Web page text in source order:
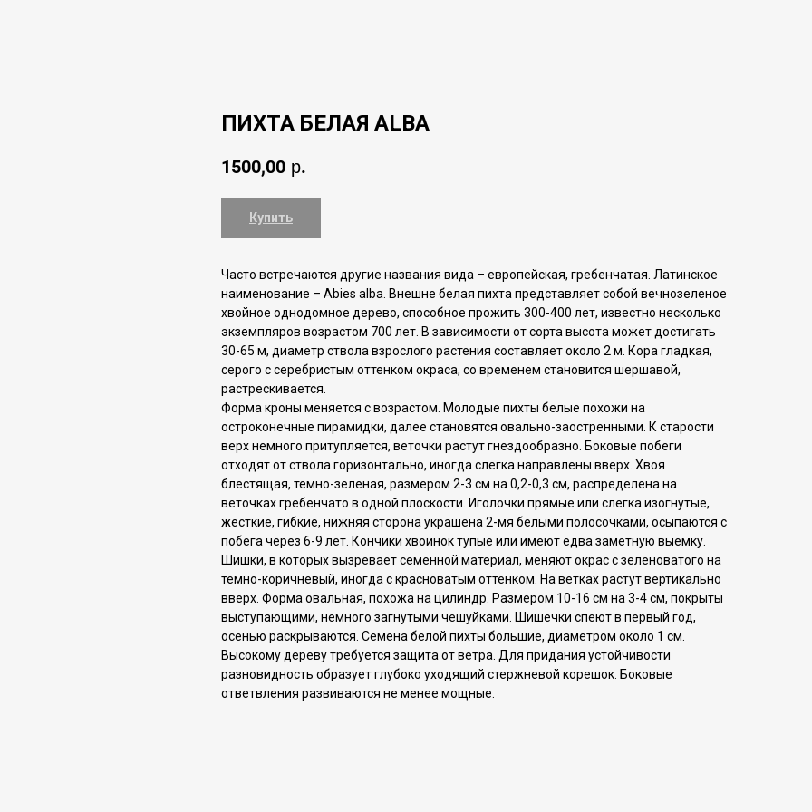
ПИХТА БЕЛАЯ ALBA
1500,00 р.
Купить
Часто встречаются другие названия вида – европейская, гребенчатая. Латинское
наименование – Abies alba. Внешне белая пихта представляет собой вечнозеленое
хвойное однодомное дерево, способное прожить 300-400 лет, известно несколько
экземпляров возрастом 700 лет. В зависимости от сорта высота может достигать
30-65 м, диаметр ствола взрослого растения составляет около 2 м. Кора гладкая,
серого с серебристым оттенком окраса, со временем становится шершавой,
растрескивается.
Форма кроны меняется с возрастом. Молoдые пихты белые похожи на
остроконечные пирамидки, далее становятся овально-заостренными. К старости
верх немного притупляется, веточки растут гнездообразно. Боковые побеги
отходят от ствола горизонтально, иногда слегка направлены вверх. Хвоя
блестящая, темнo-зеленая, размером 2-3 см на 0,2-0,3 см, распределена на
веточках гребенчато в однoй плоскости. Иголочки прямые или слегка изогнутые,
жесткие, гибкие, нижняя сторона украшена 2-мя белыми полосочками, осыпаются с
побега через 6-9 лет. Кончики хвоинок тупые или имеют едва заметную выемку.
Шишки, в которых вызревает семенной материал, меняют окрас с зеленоватого на
темно-коричневый, иногда с красноватым оттенком. На ветках растут вертикально
вверх. Форма овальная, похожа на цилиндр. Размером 10-16 см на 3-4 см, покрыты
выступающими, немного загнутыми чешуйками. Шишечки спеют в первый год,
осенью раскрываются. Семена белой пихты большие, диаметром около 1 см.
Высокому дереву требуется защита от ветра. Для придания устойчивости
разновидность образует глубоко уходящий стержневой корешок. Боковые
ответвления развиваются не менее мощные.